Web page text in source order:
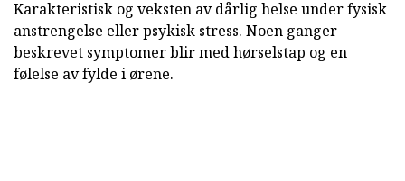
Karakteristisk og veksten av dårlig helse under fysisk
anstrengelse eller psykisk stress. Noen ganger
beskrevet symptomer blir med hørselstap og en
følelse av fylde i ørene.